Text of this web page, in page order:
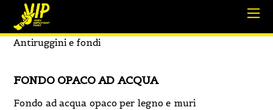
Antiruggini e fondi
FONDO OPACO AD ACQUA
Fondo ad acqua opaco per legno e muri